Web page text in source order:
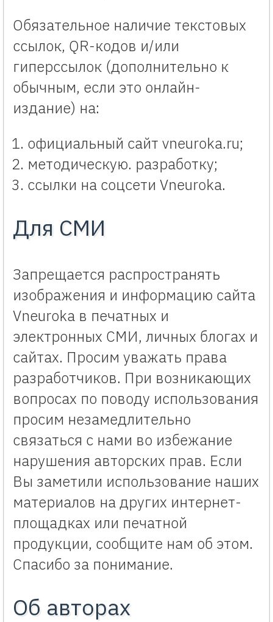
Обязательное наличие текстовых
ссылок, QR-кодов и/или
гиперссылок (дополнительно к
обычным, если это онлайн-
издание) на:
официальный сайт vneuroka.ru;
методическую. разработку;
ссылки на соцсети Vneuroka.
Для СМИ
Запрещается распространять
изображения и информацию сайта
Vneuroka в печатных и
электронных СМИ, личных блогах и
сайтах. Просим уважать права
разработчиков. При возникающих
вопросах по поводу использования
просим незамедлительно
связаться с нами во избежание
нарушения авторских прав. Если
Вы заметили использование наших
материалов на других интернет-
площадках или печатной
продукции, сообщите нам об этом.
Спасибо за понимание.
Об авторах